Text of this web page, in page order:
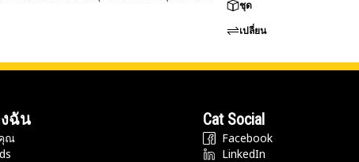
ชุด
เปลี่ยน
ฉัน
ณ
Cat Social
Facebook
LinkedIn